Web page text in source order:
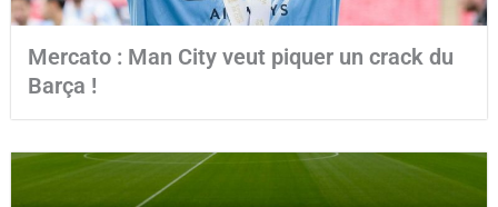
Mercato : Man City veut piquer un crack du
Barça !